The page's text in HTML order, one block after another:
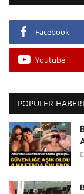
Facebook
Youtube
POPÜLER